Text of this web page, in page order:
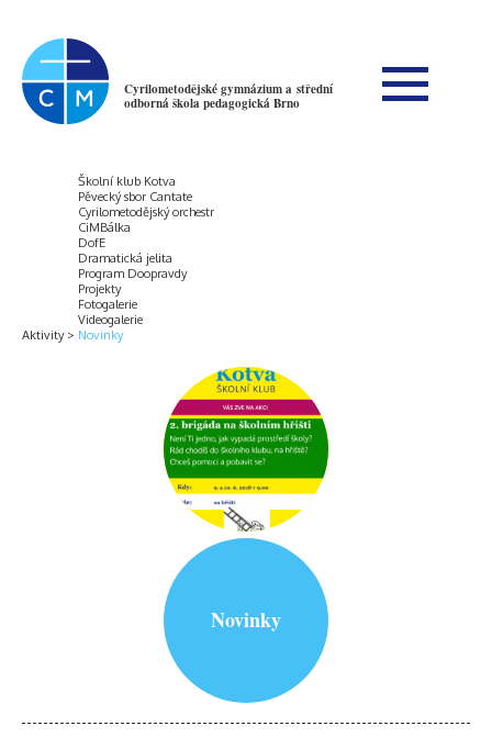
Cyrilometodějské gymnázium a střední
odborná škola pedagogická Brno
Aktivity
Školní klub Kotva
Pěvecký sbor Cantate
Cyrilometodějský orchestr
CiMBálka
DofE
Dramatická jelita
Program Doopravdy
Projekty
Fotogalerie
Videogalerie
Novinky
Novinky